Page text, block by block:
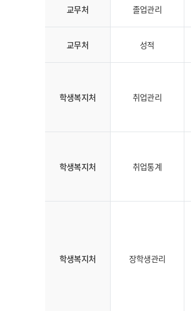
교무처 졸업관리
교무처 성적
학생복지처 취업관리
학생복지처 취업통계
학생복지처 장학생관리